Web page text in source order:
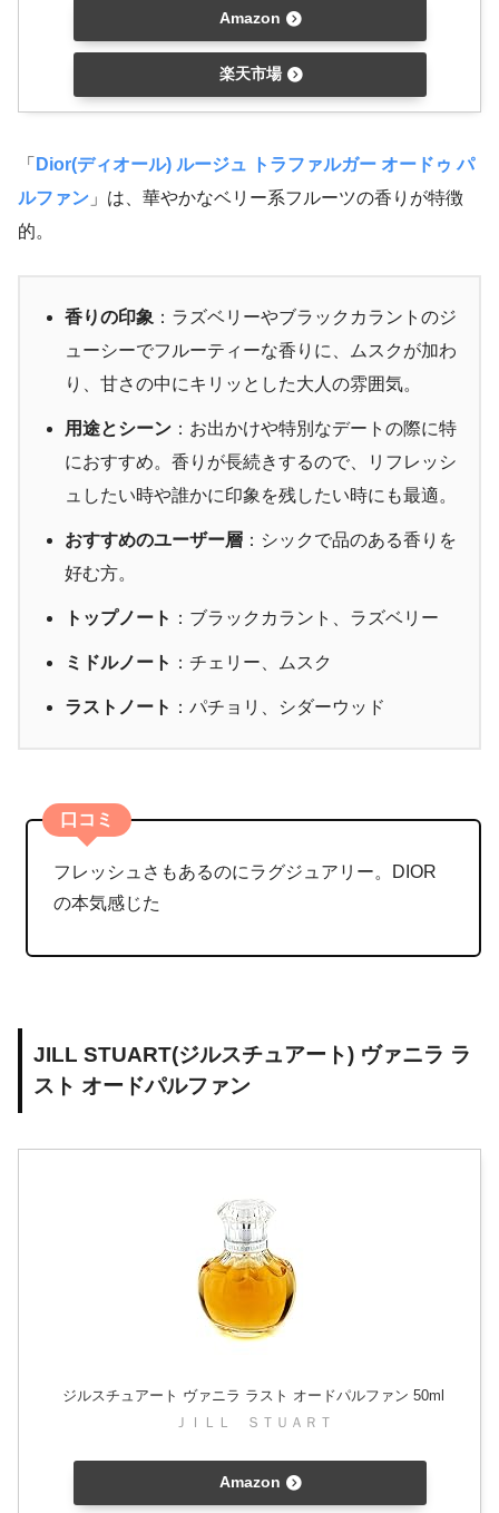
Amazon
楽天市場
「 Dior(ディオール) ルージュ トラファルガー オードゥ パ
ルファン 」は、華やかなベリー系フルーツの香りが特徴
的。
香りの印象 ：ラズベリーやブラックカラントのジ
ューシーでフルーティーな香りに、ムスクが加わ
り、甘さの中にキリッとした大人の雰囲気。
用途とシーン ：お出かけや特別なデートの際に特
におすすめ。香りが長続きするので、リフレッシ
ュしたい時や誰かに印象を残したい時にも最適。
おすすめのユーザー層 ：シックで品のある香りを
好む方。
トップノート ：ブラックカラント、ラズベリー
ミドルノート ：チェリー、ムスク
ラストノート ：パチョリ、シダーウッド
口コミ
フレッシュさもあるのにラグジュアリー。DIOR
の本気感じた
JILL STUART(ジルスチュアート) ヴァニラ ラ
スト オードパルファン
ジルスチュアート ヴァニラ ラスト オードパルファン 50ml
ＪＩＬＬ ＳＴＵＡＲＴ
Amazon